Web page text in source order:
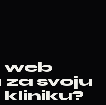
web
svoju